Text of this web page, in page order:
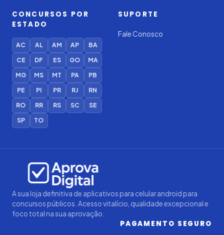
CONCURSOS POR
ESTADO
AC AL AM AP
BA
CE
DF ES GO
MA
MG
MS MT PA
PB
PE
PI PR RJ
RN
RO
RR RS SC
SE
SP
TO
SUPORTE
Fale Conosco
A sua loja definitiva de aplicativos para celular android para
concursos públicos. Acesso vitalício, qualidade excepcional e
foco total na sua aprovação.
PAGAMENTO SEGURO